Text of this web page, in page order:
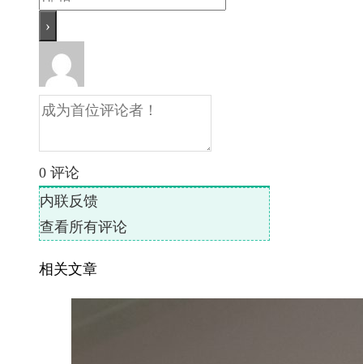
0 评论
内联反馈
查看所有评论
相关文章